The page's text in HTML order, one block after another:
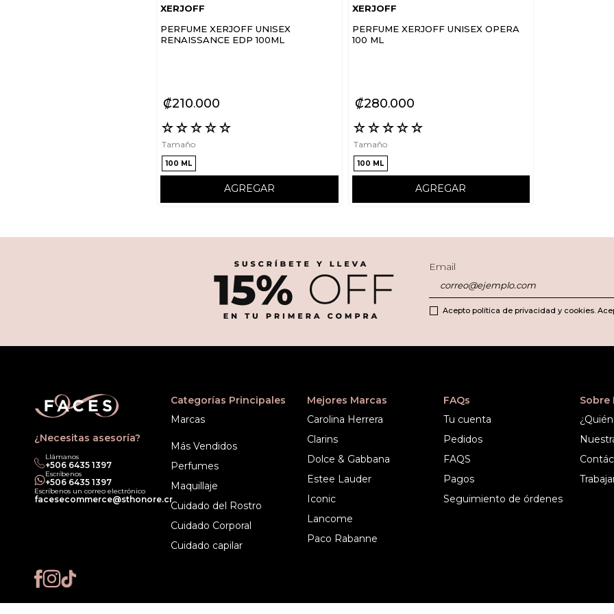
XERJOFF
PERFUME XERJOFF UNISEX
RENAISSANCE EDP 100ML
₡210 000
☆☆☆☆☆
Tamaño
100 ML
AGREGAR
XERJOFF
PERFUME XERJOFF UNISEX OPERA
100 ML
₡280000
☆☆☆☆☆
Tamaño
100 ML
AGREGAR
Email
Acepto política de privacidad y cookies.
¿Necesitas asesoría?
Llámanos
+506 6435 1397
Escríbenos
+506 6435 1397
Escríbenos un correo electrónico
facesecommerce@sthonore.cr
Categorías Principales
Marcas
Más Vendidos
Perfumes
Maquillaje
Cuidado del Rostro
Cuidado Corporal
Cuidado capilar
Mejores Marcas
Carolina Herrera
Clarins
Dolce & Gabbana
Estee Lauder
Iconic
Lancome
Paco Rabanne
FAQs
Tu cuenta
Pedidos
FAQS
Pagos
Seguimiento de órdenes
Sobre